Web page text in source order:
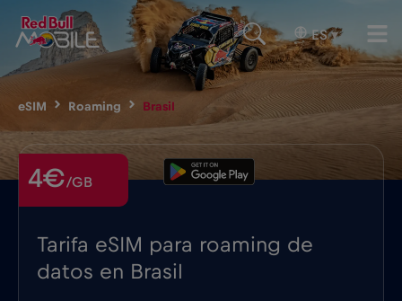
ES ▾
eSIM Roaming Brasil
Tarifa eSIM para roaming de
datos en Brasil
4€/GB